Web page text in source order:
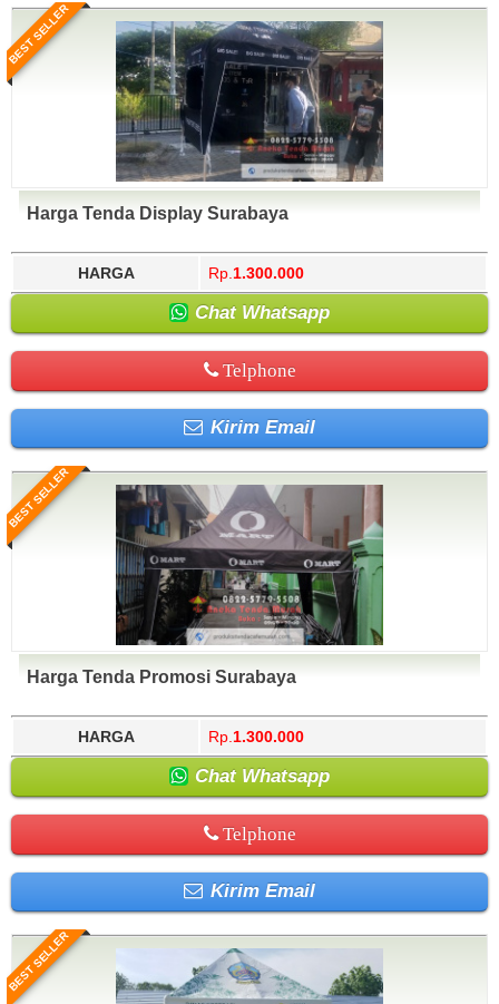
BEST SELLER
Harga Tenda Display Surabaya
HARGA Rp. 1.300.000
Chat Whatsapp
Telphone
Kirim Email
BEST SELLER
Harga Tenda Promosi Surabaya
HARGA Rp. 1.300.000
Chat Whatsapp
Telphone
Kirim Email
BEST SELLER